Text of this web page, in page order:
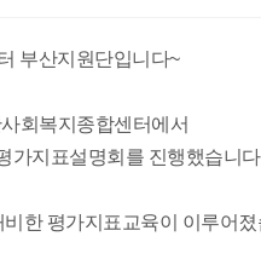
부산지원단입니다~
회복지종합센터에서
가지표설명회를 진행했습니
한 평가지표교육이 이루어졌